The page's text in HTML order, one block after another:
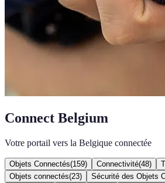
Connect Belgium
Votre portail vers la Belgique connectée
Objets Connectés(159) Connectivité(48)
Objets connectés(23) Sécurité des Objets